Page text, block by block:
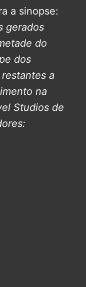
a sinopse:
gerados
do
dos
a
na
Studios de